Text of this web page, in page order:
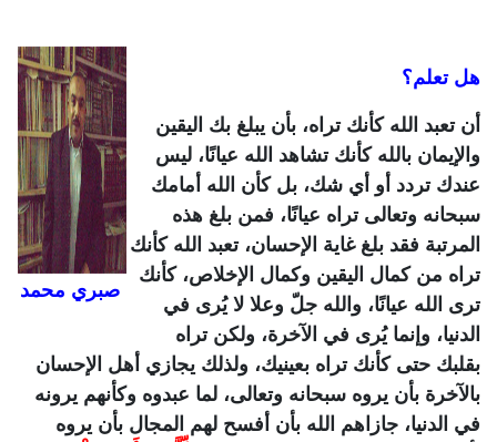
صبري محمد
هل تعلم؟
أن تعبد الله كأنك تراه، بأن يبلغ بك اليقين
والإيمان بالله كأنك تشاهد الله عيانًا، ليس
عندك تردد أو أي شك، بل كأن الله أمامك
سبحانه وتعالى تراه عيانًا، فمن بلغ هذه
المرتبة فقد بلغ غاية الإحسان، تعبد الله كأنك
تراه من كمال اليقين وكمال الإخلاص، كأنك
ترى الله عيانًا، والله جلّ وعلا لا يُرى في
الدنيا، وإنما يُرى في الآخرة، ولكن تراه
بقلبك حتى كأنك تراه بعينيك، ولذلك يجازي أهل الإحسان
بالآخرة بأن يروه سبحانه وتعالى، لما عبدوه وكأنهم يرونه
في الدنيا، جازاهم الله بأن أفسح لهم المجال بأن يروه